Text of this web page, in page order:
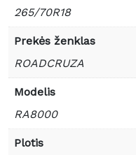
265/70R18
Prekės ženklas
ROADCRUZA
Modelis
RA8000
Plotis